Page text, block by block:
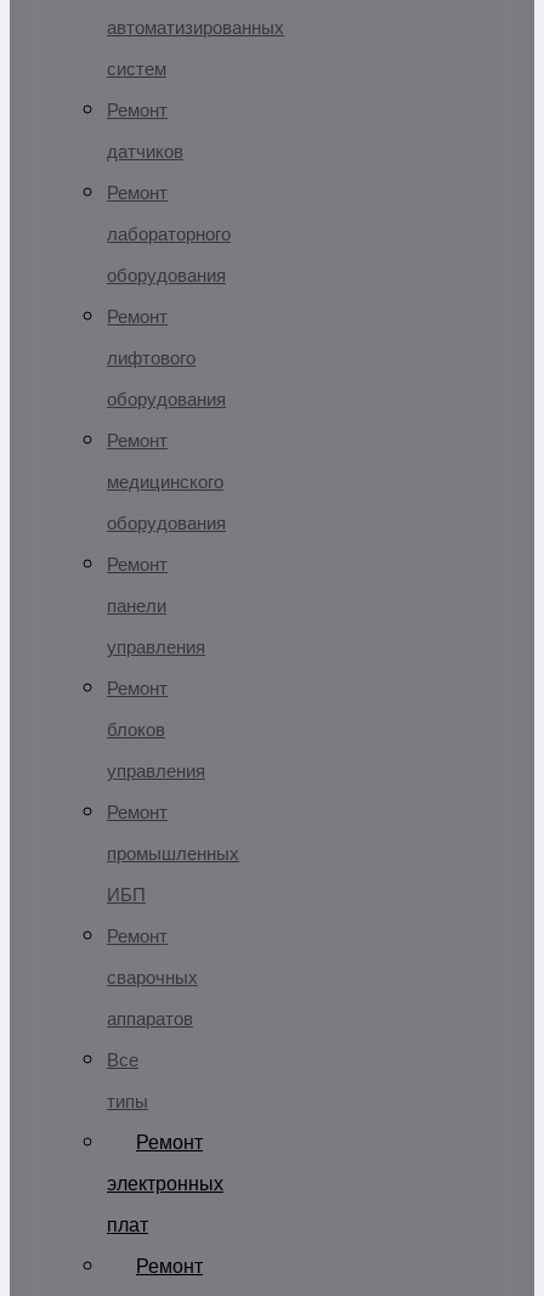
автоматизированных
систем
Ремонт
датчиков
Ремонт
лабораторного
оборудования
Ремонт
лифтового
оборудования
Ремонт
медицинского
оборудования
Ремонт
панели
управления
Ремонт
блоков
управления
Ремонт
промышленных
ИБП
Ремонт
сварочных
аппаратов
Все
типы
Ремонт
электронных
плат
Ремонт